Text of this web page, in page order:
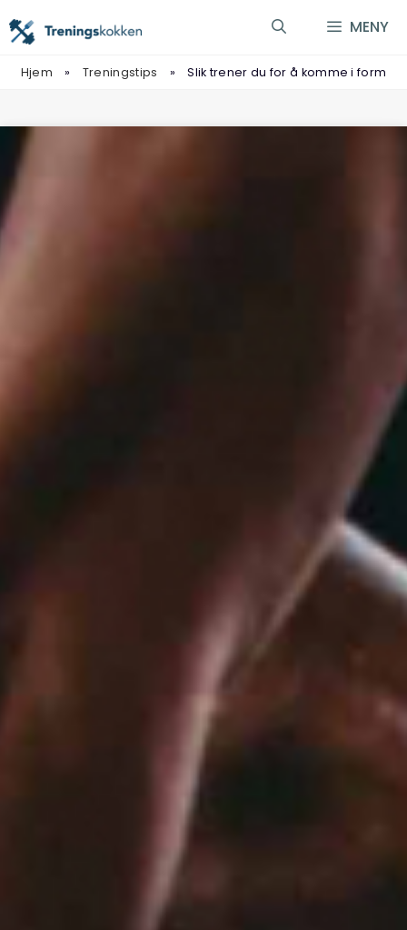
til
innhold
MENY
Hjem » Treningstips » Slik trener du for å komme i form